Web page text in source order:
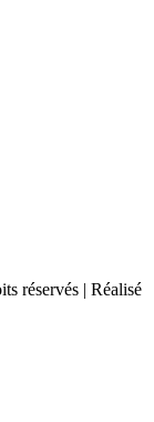
réservés | Réalisé